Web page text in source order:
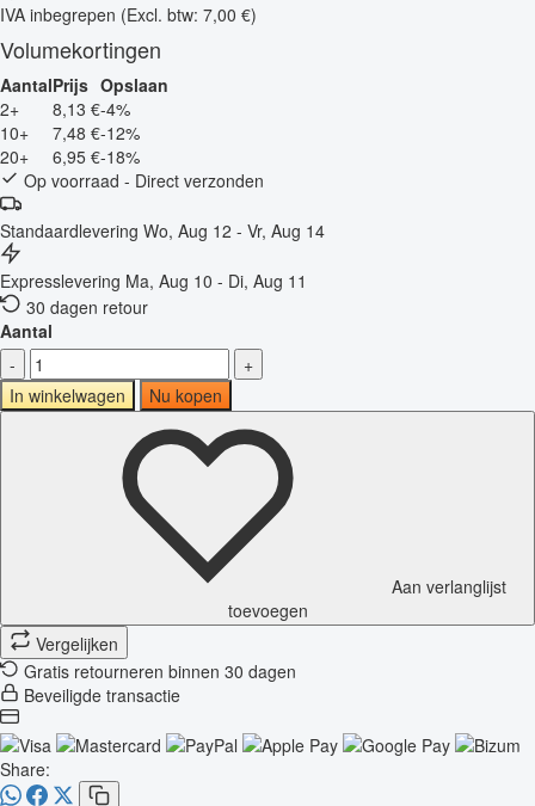
IVA inbegrepen (Excl. btw: 7,00 €)
Volumekortingen
AantalPrijs Opslaan
2+
8,13 €-4%
10+
7,48 €-12%
20+
6,95 €-18%
Op voorraad - Direct verzonden
Standaardlevering Wo, Aug 12 - Vr, Aug 14
Expresslevering Ma, Aug 10 - Di, Aug 11
30 dagen retour
Aantal
-
+
In winkelwagen
Nu kopen
Aan verlanglijst
toevoegen
Vergelijken
Gratis retourneren binnen 30 dagen
Beveiligde transactie
Share: